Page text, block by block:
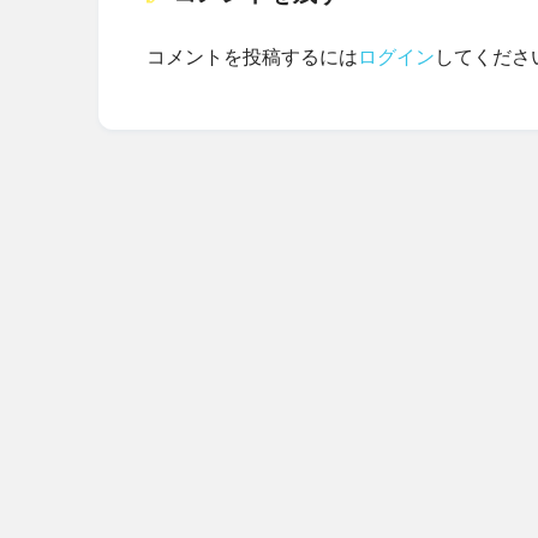
コメントを投稿するには ログイン してくださ